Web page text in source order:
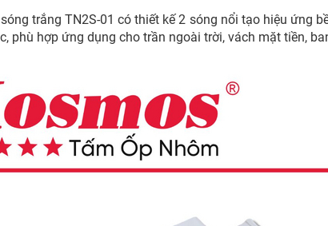
trắng TN2S-01 có thiết kế 2 sóng nổi tạo hiệu ứng
phù hợp ứng dụng cho trần ngoài trời, vách mặt tiền,